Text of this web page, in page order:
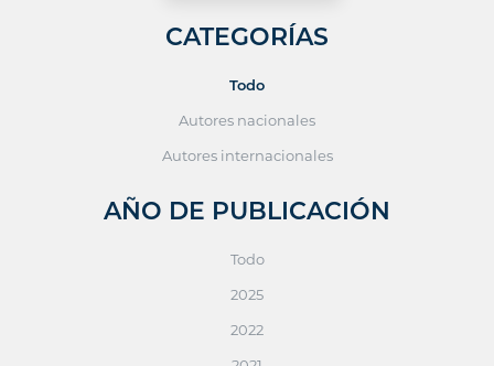
CATEGORÍAS
Todo
Autores nacionales
Autores internacionales
AÑO DE PUBLICACIÓN
Todo
2025
2022